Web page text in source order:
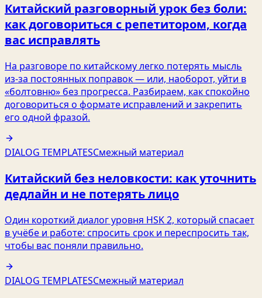
Китайский разговорный урок без боли:
как договориться с репетитором, когда
вас исправлять
На разговоре по китайскому легко потерять мысль
из‑за постоянных поправок — или, наоборот, уйти в
«болтовню» без прогресса. Разбираем, как спокойно
договориться о формате исправлений и закрепить
его одной фразой.
DIALOG TEMPLATESСмежный материал
Китайский без неловкости: как уточнить
дедлайн и не потерять лицо
Один короткий диалог уровня HSK 2, который спасает
в учёбе и работе: спросить срок и переспросить так,
чтобы вас поняли правильно.
DIALOG TEMPLATESСмежный материал